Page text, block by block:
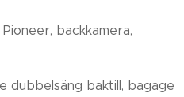
backkamera,
dubbelsäng baktill, bagage